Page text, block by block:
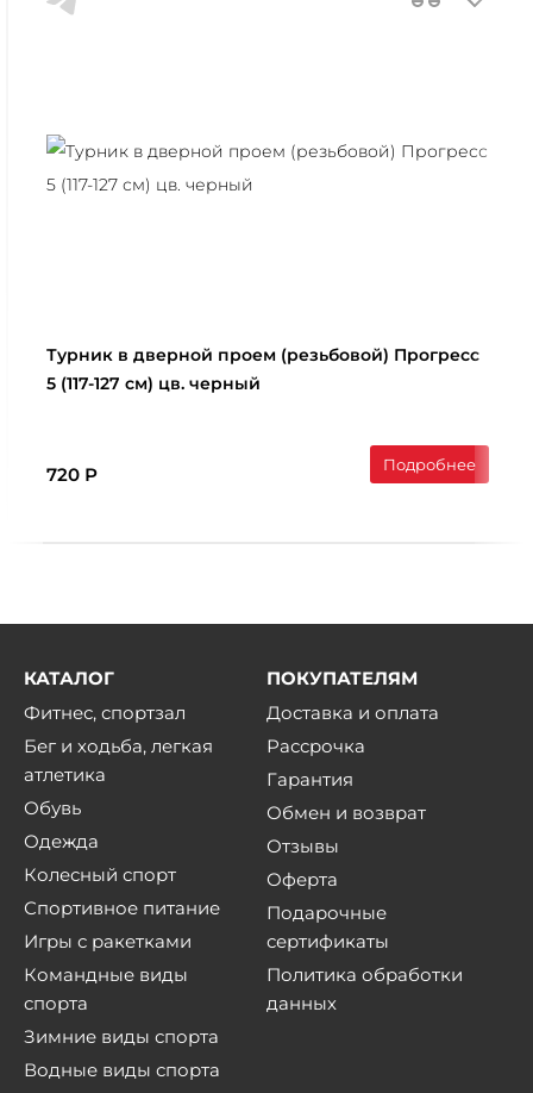
Турник в дверной проем (резьбовой) Прогресс
5 (117-127 см) цв. черный
720 Р Подробнее
КАТАЛОГ
Фитнес, спортзал
Бег и ходьба, легкая
атлетика
Обувь
Одежда
Колесный спорт
Спортивное питание
Игры с ракетками
Командные виды
спорта
Зимние виды спорта
Водные виды спорта
ПОКУПАТЕЛЯМ
Доставка и оплата
Рассрочка
Гарантия
Обмен и возврат
Отзывы
Оферта
Подарочные
сертификаты
Политика обработки
данных